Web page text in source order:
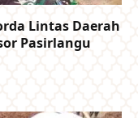
Lintas Daerah
Pasirlangu